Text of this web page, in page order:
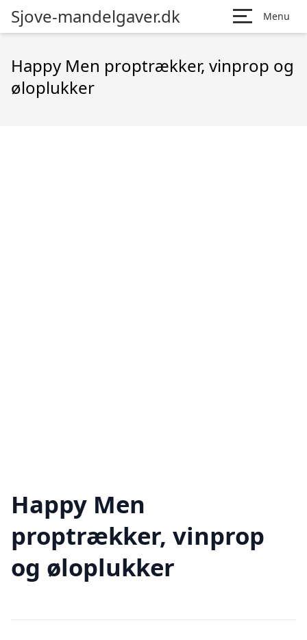
Sjove-mandelgaver.dk Menu
Happy Men proptrækker, vinprop og
øloplukker
Happy Men
proptrækker, vinprop
og øloplukker